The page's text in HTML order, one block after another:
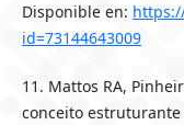
Disponible en:
id=73144643009
11. Mattos RA,
conceito